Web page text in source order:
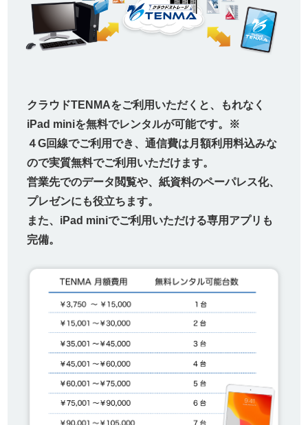
クラウドTENMAをご利用いただくと、もれなく
iPad miniを無料でレンタルが可能です。※
４G回線でご利用でき、通信費は月額利用料込みな
ので実質無料でご利用いただけます。
営業先でのデータ閲覧や、紙資料のペーパレス化、
プレゼンにも役立ちます。
また、iPad miniでご利用いただける専用アプリも
完備。